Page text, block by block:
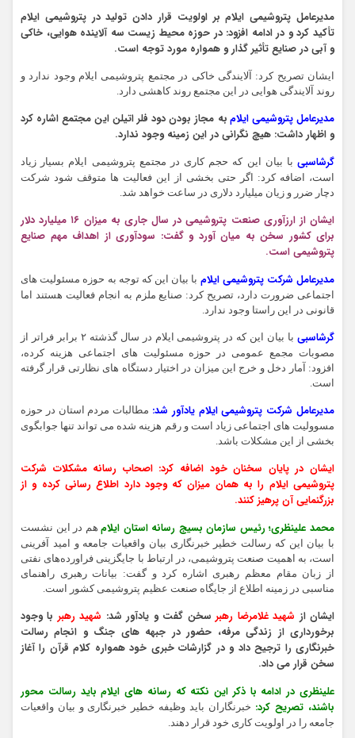
مدیرعامل پتروشیمی ایلام بر اولویت قرار دادن تولید در پتروشیمی ایلام
تأکید کرد و در ادامه افزود: در حوزه محیط زیست سه آلاینده هوایی، خاکی
و آبی در صنایع تأثیر گذار و همواره مورد توجه است.
ایشان تصریح کرد: آلایندگی خاکی در مجتمع پتروشیمی ایلام وجود ندارد و
روند آلایندگی هوایی در این مجتمع روند کاهشی دارد.
مدیرعامل پتروشیمی ایلام به مجاز بودن دود فلر اتیلن این مجتمع اشاره کرد
و اظهار داشت: هیچ نگرانی در این زمینه وجود ندارد.
گرشاسبی با بیان این که حجم کاری در مجتمع پتروشیمی ایلام بسیار زیاد
است، اضافه کرد: اگر حتی بخشی از این فعالیت ها متوقف شود شرکت
دچار ضرر و زیان میلیارد دلاری در ساعت خواهد شد.
ایشان از ارزآوری صنعت پتروشیمی در سال جاری به میزان ۱۶ میلیارد دلار
برای کشور سخن به میان آورد و گفت: سودآوری از اهداف مهم صنایع
پتروشیمی است.
مدیرعامل شرکت پتروشیمی ایلام با بیان این که توجه به حوزه مسئولیت های
اجتماعی ضرورت دارد، تصریح کرد: صنایع ملزم به انجام فعالیت هستند اما
قانونی در این راستا وجود ندارد.
گرشاسبی
با بیان این که در پتروشیمی ایلام در سال گذشته ۲ برابر فراتر از
مصوبات مجمع عمومی در حوزه مسئولیت های اجتماعی هزینه کرده،
افزود: آمار دخل و خرج این میزان در اختیار دستگاه های نظارتی قرار گرفته
است.
مدیرعامل شرکت پتروشیمی ایلام یادآور شد: مطالبات مردم استان در حوزه
مسوولیت های اجتماعی زیاد است و رقم هزینه شده می تواند تنها جوابگوی
بخشی از این مشکلات باشد.
ایشان در پایان سخنان خود اضافه کرد: اصحاب رسانه مشکلات شرکت
پتروشیمی ایلام را به همان میزان که وجود دارد اطلاع رسانی کرده و از
بزرگنمایی آن پرهیز کنند.
محمد علینظری؛ رئیس سازمان بسیج رسانه استان ایلامهم در این نشست
با بیان این که رسالت خطیر خبرنگاری بیان واقعیات جامعه و امید آفرینی
است، به اهمیت صنعت پتروشیمی، در ارتباط با جایگزینی فراورده‌های نفتی
از زبان مقام معظم رهبری اشاره کرد و گفت: بیانات رهبری راهنمای
مناسبی در زمینه اطلاع از جایگاه صنعت عظیم پتروشیمی کشور است.
ایشان از شهید غلامرضا رهبرسخن گفت و یادآور شد: شهید رهبربا وجود
برخورداری از زندگی مرفه، حضور در جبهه های جنگ و انجام رسالت
خبرنگاری را ترجیح داد و در گزارشات خبری خود همواره کلام قرآن را آغاز
سخن قرار می داد.
علینظری در ادامه با ذکر این نکته که رسانه های ایلام باید رسالت محور
باشند، تصریح کرد: خبرنگاران باید وظیفه خطیر خبرنگاری و بیان واقعیات
جامعه را در اولویت کاری خود قرار دهند.